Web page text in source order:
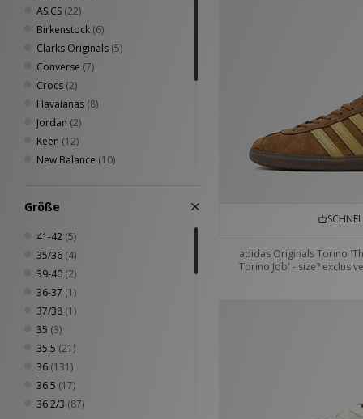
ASICS (22)
Birkenstock (6)
Clarks Originals (5)
Converse (7)
Crocs (2)
Havaianas (8)
Jordan (2)
Keen (12)
New Balance (10)
Reebok
Salomon
Saucony(5)
Scarpa(1)
Timberland
UGG(16)
Vans(2)
Größe
41-42 (5)
35/36 (4)
39-40 (2)
36-37 (1)
37/38 (1)
35 (3)
35.5 (21)
36 (131)
36.5 (17)
36 2/3 (87)
adidas Originals Torino
Torino Job' - size? exclusive